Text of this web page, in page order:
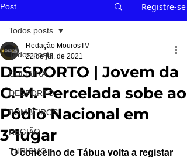
Post Registre-se
Todos posts
CULTURA
DESPORTO
BOMBEIROS
REGIÃO
TURISMO
Todos posts
DESPORTO | Jovem da
C. M. Percelada sobe ao
Pódio Nacional em
3ºlugar
Redação MourosTV
22 de jul. de 2021
O concelho de Tábua volta a registar